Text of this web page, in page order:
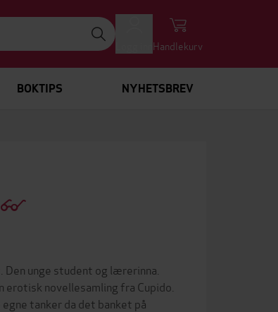
Handlekurv
BOKTIPS NYHETSBREV
unge student og lærerinna.
erotisk novellesamling fra Cupido.
tanker da det banket på